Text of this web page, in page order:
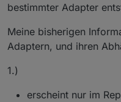
bestimmter Adapter
Meine bisherigen
Adaptern, und ihren
1.)
erscheint nur im